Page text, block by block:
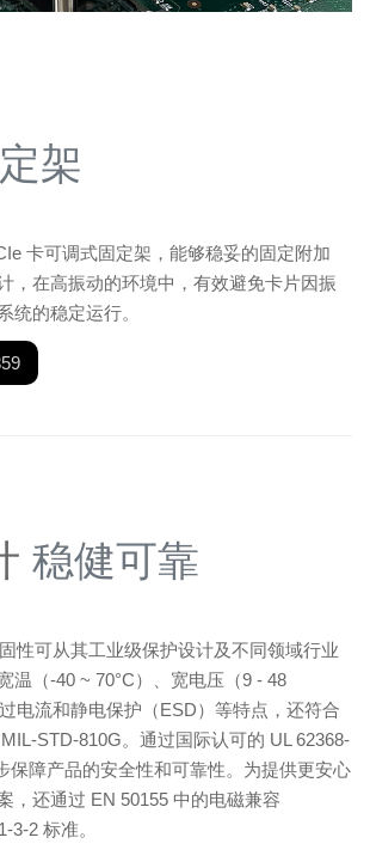
架
卡可调式固定架，能够稳妥的固定附加
，在高振动的环境中，有效避免卡片因振
统的稳定运行。
稳健可靠
性可从其工业级保护设计及不同领域行业
温（-40 ~ 70°C）、宽电压（9 - 48
电流和静电保护（ESD）等特点，还符合
STD-810G。通过国际认可的 UL 62368-
保障产品的安全性和可靠性。为提供更安心
，还通过 EN 50155 中的电磁兼容
3-2 标准。